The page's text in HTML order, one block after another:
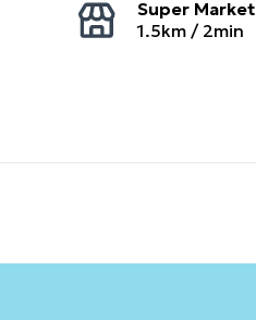
Super Market
1.5km / 2min